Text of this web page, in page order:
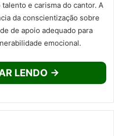
e carisma do cantor. A
da conscientização sobre
de apoio adequado para
emocional.
LENDO →